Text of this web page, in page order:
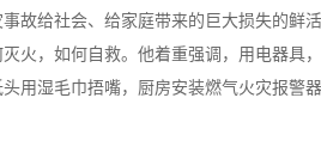
故给社会、给家庭带来的巨大损失的
火，如何自救。他着重强调，用电器
用湿毛巾捂嘴，厨房安装燃气火灾报